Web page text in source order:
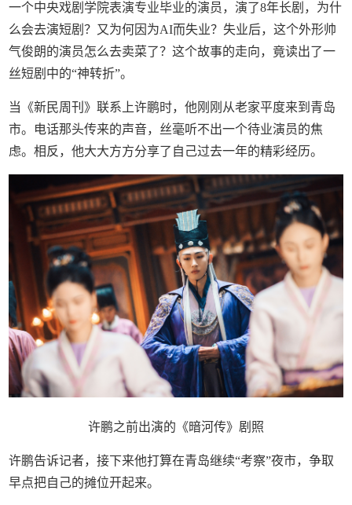
一个中央戏剧学院表演专业毕业的演员，演了8年长剧，为什
么会去演短剧？又为何因为AI而失业？失业后，这个外形帅
气俊朗的演员怎么去卖菜了？这个故事的走向，竟读出了一
丝短剧中的“神转折”。
当《新民周刊》联系上许鹏时，他刚刚从老家平度来到青岛
市。电话那头传来的声音，丝毫听不出一个待业演员的焦
虑。相反，他大大方方分享了自己过去一年的精彩经历。
许鹏之前出演的《暗河传》剧照
许鹏告诉记者，接下来他打算在青岛继续“考察”夜市，争取
早点把自己的摊位开起来。